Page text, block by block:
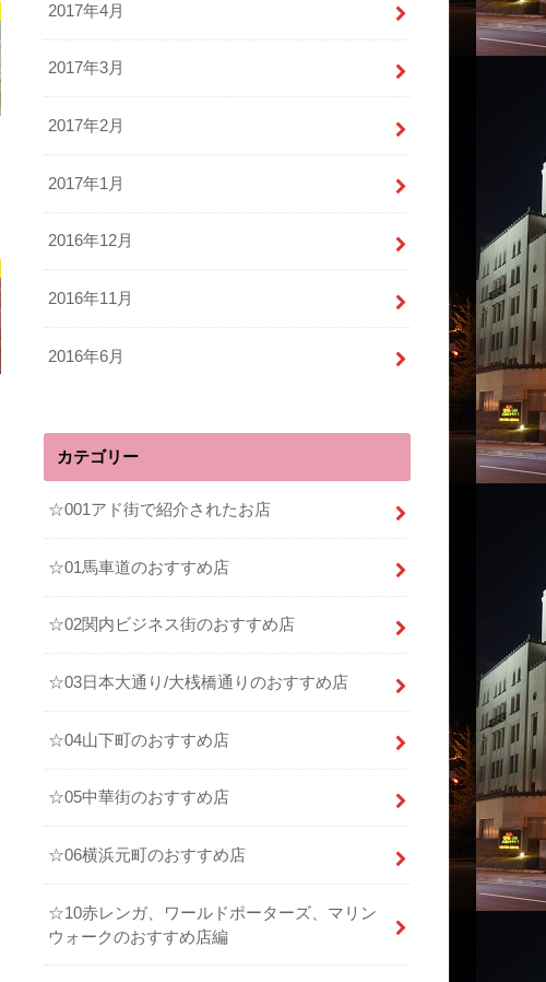
2017年4月
2017年3月
2017年2月
2017年1月
2016年12月
2016年11月
2016年6月
カテゴリー
☆001アド街で紹介されたお店
☆01馬車道のおすすめ店
☆02関内ビジネス街のおすすめ店
☆03日本大通り/大桟橋通りのおすすめ店
☆04山下町のおすすめ店
☆05中華街のおすすめ店
☆06横浜元町のおすすめ店
☆10赤レンガ、ワールドポーターズ、マリン
ウォークのおすすめ店編